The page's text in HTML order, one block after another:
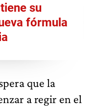
su
fórmula
que la
a regir en el